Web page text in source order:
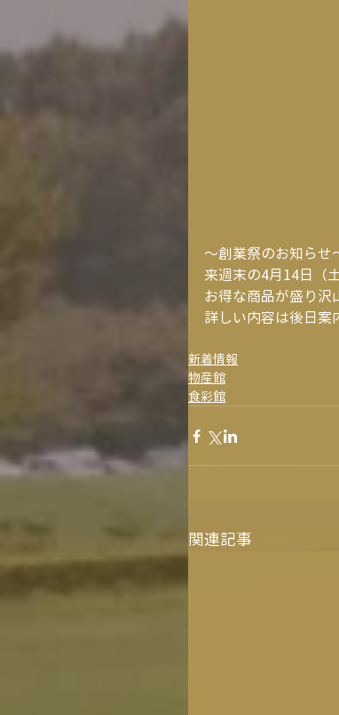
～創業祭のお知らせ
来週末の4月14日（
お得な商品が盛り沢
詳しい内容は後日
新着情報
物産館
食彩館
関連記事